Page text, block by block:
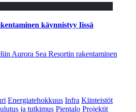
käynnistyy Iissä
Aurora Sea Resortin rakentaminen
Energiatehokkuus Infra Kiinteistöt
ja tutkimus Pientalo Projektit